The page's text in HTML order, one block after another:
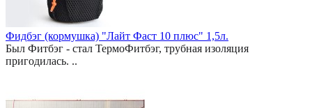
Фидбэг (кормушка) "Лайт Фаст 10 плюс" 1,5л.
Был Фитбэг - стал ТермоФитбэг, трубная изоляция
пригодилась. ..